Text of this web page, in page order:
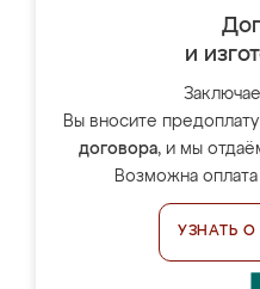
и
Вы вносите
договора, и мы
Возможна
УЗНАТЬ О